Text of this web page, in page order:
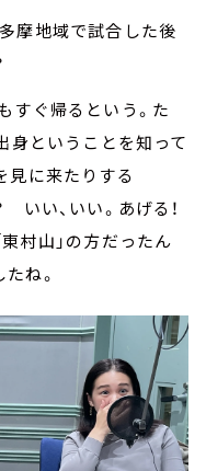
摩地域で試合した後
すぐ帰るという。た
身ということを知って
見に来たりする
いい、いい。あげる！
村山」の方だったん
ね。